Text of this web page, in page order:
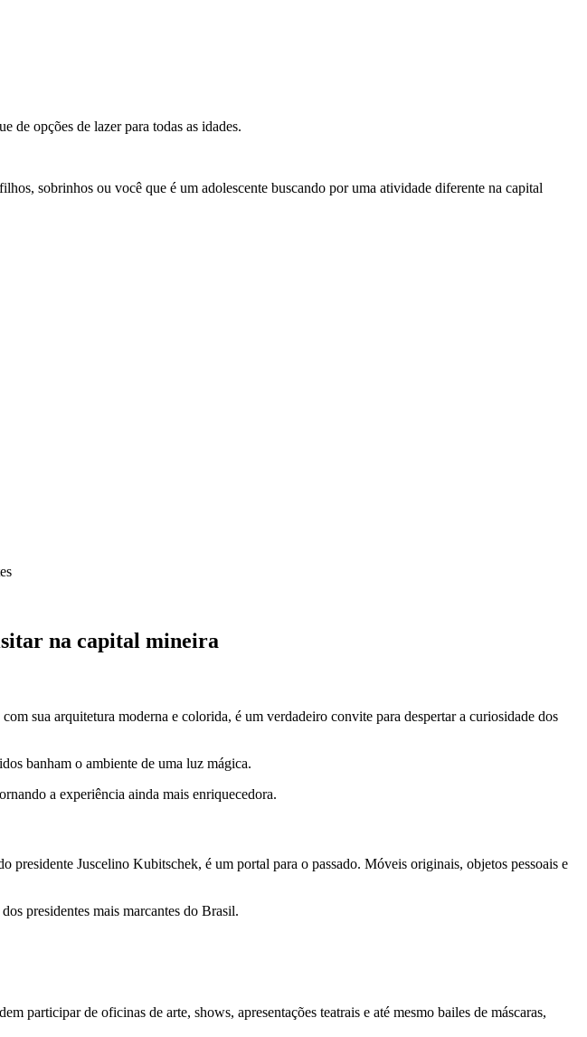
de opções de lazer para todas as idades.
sobrinhos ou você que é um adolescente buscando por uma atividade diferente na capital
na capital mineira
sua arquitetura moderna e colorida, é um verdadeiro convite para despertar a curiosidade dos
banham o ambiente de uma luz mágica.
a experiência ainda mais enriquecedora.
Juscelino Kubitschek, é um portal para o passado. Móveis originais, objetos pessoais e
presidentes mais marcantes do Brasil.
participar de oficinas de arte, shows, apresentações teatrais e até mesmo bailes de máscaras,